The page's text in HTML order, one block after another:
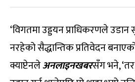
‘विगतमा उड्डयन प्राधिकरणले उडान
नरहेको सैद्धान्तिक प्रतिवेदन
क्याप्टेनलेअनलाइनखबरसँग भने,